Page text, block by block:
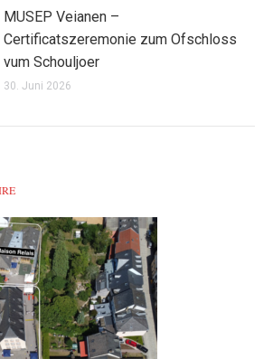
MUSEP Veianen –
Certificatszeremonie zum Ofschloss
vum Schouljoer
30. Juni 2026